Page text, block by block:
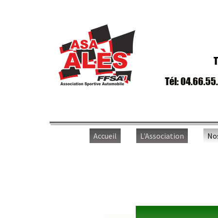
Accueil L'Association
Tél: